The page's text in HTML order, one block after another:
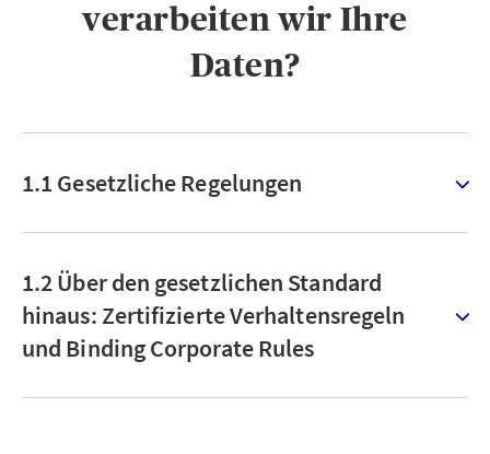
verarbeiten wir Ihre
Daten?
1.1 Gesetzliche Regelungen
1.2 Über den gesetzlichen Standard
hinaus: Zertifizierte Verhaltensregeln
und Binding Corporate Rules